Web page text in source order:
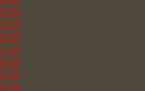
18
18
18
18
18
18
18